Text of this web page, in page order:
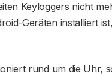
Keyloggers nicht
Geräten installiert
rund um die Uhr,